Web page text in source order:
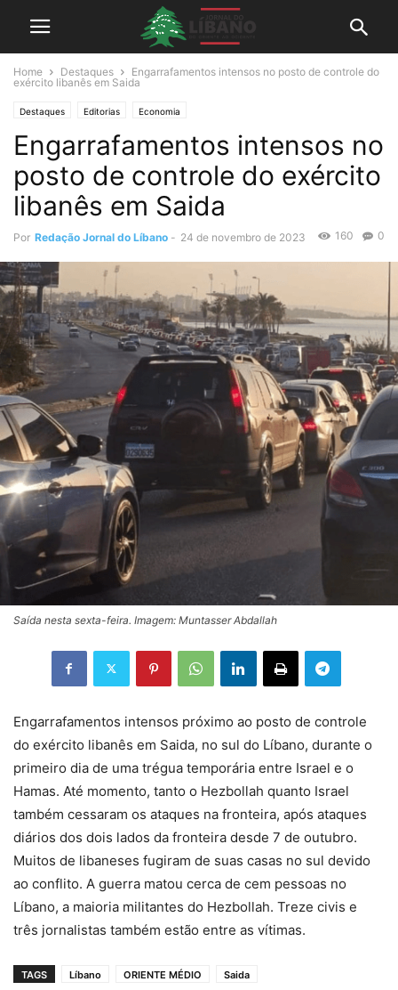
Home Destaques
Engarrafamentos intensos no posto de controle do
exército libanês em Saida
Destaques Editorias Economia
Engarrafamentos intensos no
posto de controle do exército
libanês em Saida
Por Redação Jornal do Líbano - 24 de novembro de 2023 0
160
Saída nesta sexta-feira. Imagem: Muntasser Abdallah
Engarrafamentos intensos próximo ao posto de controle
do exército libanês em Saida, no sul do Líbano, durante o
primeiro dia de uma trégua temporária entre Israel e o
Hamas. Até momento, tanto o Hezbollah quanto Israel
também cessaram os ataques na fronteira, após ataques
diários dos dois lados da fronteira desde 7 de outubro.
Muitos de libaneses fugiram de suas casas no sul devido
ao conflito. A guerra matou cerca de cem pessoas no
Líbano, a maioria militantes do Hezbollah. Treze civis e
três jornalistas também estão entre as vítimas.
TAGS Líbano ORIENTE MÉDIO Saida